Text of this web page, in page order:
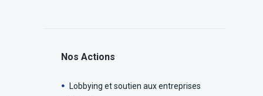
Nos Actions
Lobbying et soutien aux entreprises